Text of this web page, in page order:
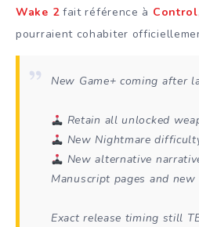
Wake 2fait référence à Control
pourraient cohabiter
New Game+ coming after
Retain all unlocked
New Nightmare
New alternative
Manuscript pages and
Exact release timing still